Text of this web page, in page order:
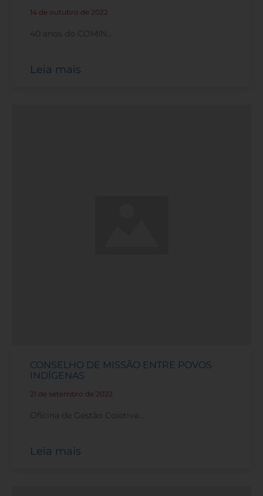
14 de outubro de 2022
40 anos do COMIN…
Leia mais
CONSELHO DE MISSÃO ENTRE POVOS
INDÍGENAS
21 de setembro de 2022
Oficina de Gestão Coletiva…
Leia mais